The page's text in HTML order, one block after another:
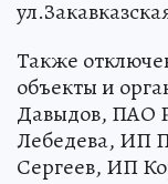
Также
объекты и
Давыдов, ПАО
Лебедева, ИП
Сергеев, ИП